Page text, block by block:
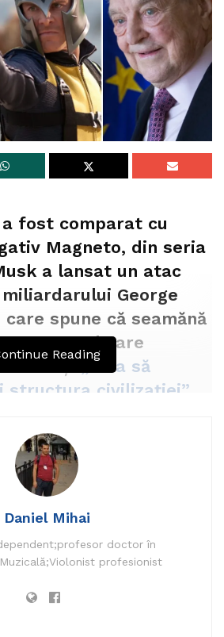
a fost comparat cu
Magneto, din seria
a lansat un atac
George
spune că seamănă
cel care
și
„vrea să
structura civilizației”.
Reading
Daniel Mihai
doctor în
profesionist